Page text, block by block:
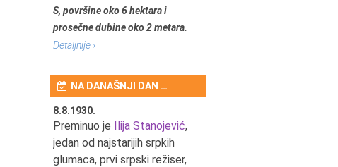
S, površine oko 6 hektara i
prosečne dubine oko 2 metara.
Detaljnije ›
NA DANAŠNJI DAN …
8.8.1930.
Preminuo je Ilija Stanojević,
jedan od najstarijih srpkih
glumaca, prvi srpski režiser,